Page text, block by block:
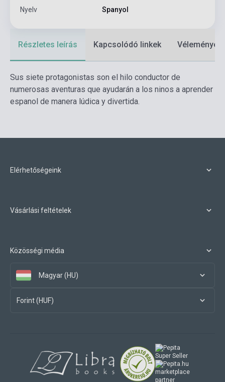
Nyelv Spanyol
Részletes leírás Kapcsolódó linkek Vélemények
Sus siete protagonistas son el hilo conductor de
numerosas aventuras que ayudarán a los ninos a aprender
espanol de manera lúdica y divertida.
Elérhetőségeink
Vásárlási feltételek
Közösségi média
Magyar (HU)
Forint (HUF)
marketplace
partner